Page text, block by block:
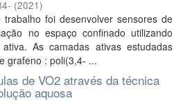
(2021)
foi desenvolver sensores de
no espaço confinado utilizando
As camadas ativas estudadas
grafeno : poli(3,4- ...
de VO2 através da técnica
aquosa